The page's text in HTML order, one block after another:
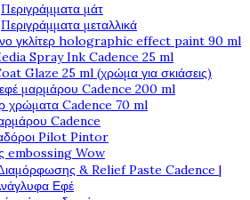
Περιγράμματα μάτ
Περιγράμματα μεταλλικά
γκλίτερ holographic effect paint 90 ml
Spray Ink Cadence 25 ml
Glaze 25 ml (χρώμα για σκιάσεις)
μαρμάρου Cadence 200 ml
χρώματα Cadence 70 ml
Cadence
Pilot Pintor
embossing Wow
& Relief Paste Cadence |
Εφέ